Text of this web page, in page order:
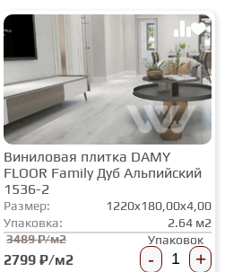
Виниловая плитка DAMY
FLOOR Family Дуб Альпийский
1536-2
Размер:
1220x180,00x4,00
Упаковка:
2.64 м2
3489 ₽/м2
2799 ₽/м2
Упаковок
- +